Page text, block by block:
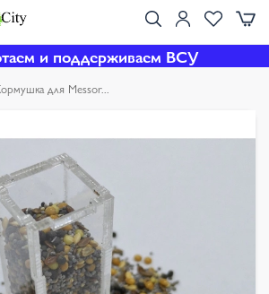
и поддерживаем ВСУ
для Messor...